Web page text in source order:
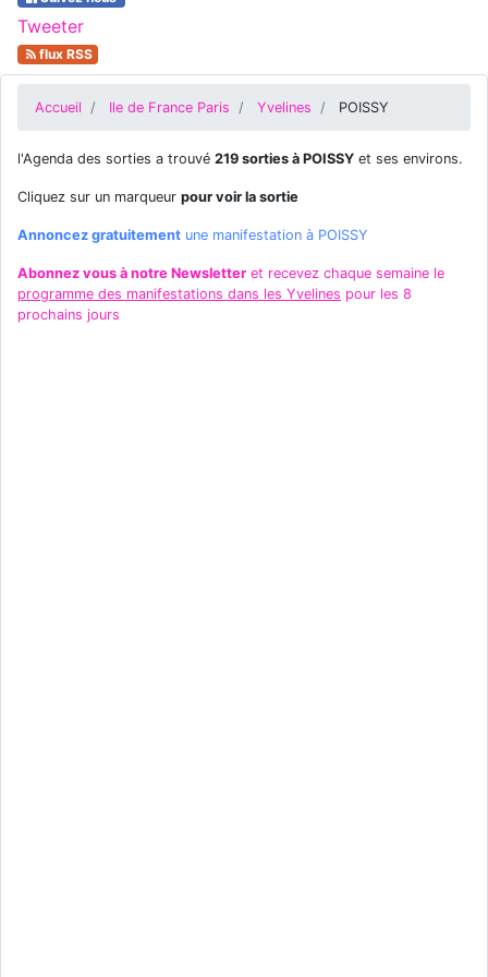
Tweeter
flux RSS
Accueil Ile de France Paris Yvelines POISSY
l'Agenda des sorties a trouvé 219 sorties à POISSY et ses environs.
Cliquez sur un marqueur pour voir la sortie
Annoncez gratuitement une manifestation à POISSY
Abonnez vous à notre Newsletter et recevez chaque semaine le
programme des manifestations dans les Yvelines pour les 8
prochains jours